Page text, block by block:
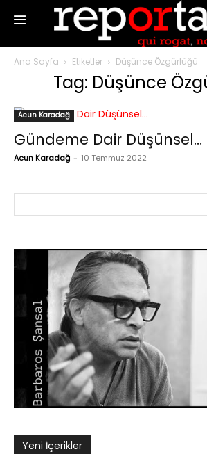
Ana Sayfa Etiketler Düşünce Özgürlüğü
Tag: Düşünce
Acun Karadağ
Gündeme Dair Düşünsel…
Acun Karadağ - 10 Temmuz 2022
Yeni İçerikler